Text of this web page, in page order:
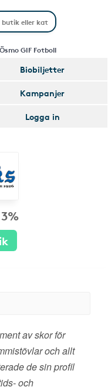
GIF Fotboll
Biobiljetter
Kampanjer
Logga in
av skor för
och allt
de sin profil
och